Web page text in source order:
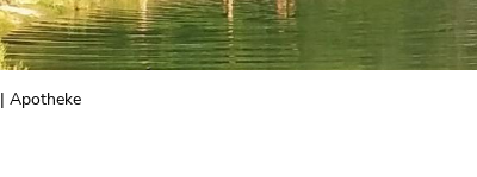
| Apotheke